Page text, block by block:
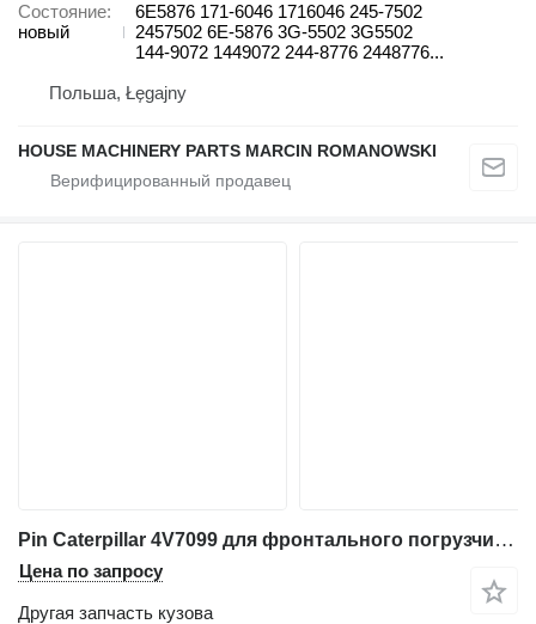
Состояние
новый
6E5876 171-6046 1716046 245-7502
2457502 6E-5876 3G-5502 3G5502
144-9072 1449072 244-8776 2448776...
Польша, Łęgajny
HOUSE MACHINERY PARTS MARCIN ROMANOWSKI
Pin Caterpillar 4V7099 для фронтального погрузчика Caterpillar 972 966 980C 966D 966E 970F 980F 972G 966G 950H 962H 986H 966K 986K 950L 962L 972L 966L 950M 962M 972M 966M 988GC 966XE 966FII 950GII 980GII 972GII 966GII
Цена по запросу
Другая запчасть кузова